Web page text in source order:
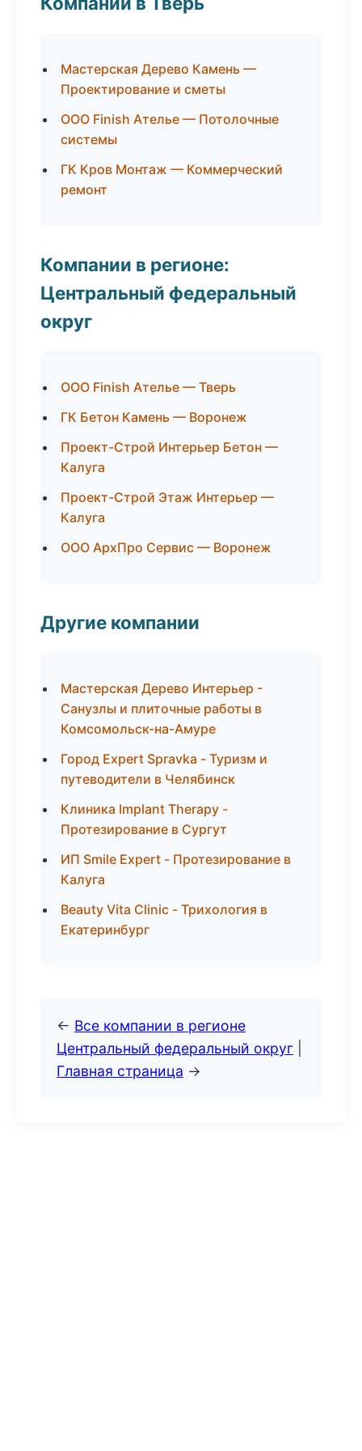
Мастерская Дерево Камень —
Проектирование и сметы
ООО Finish Ателье — Потолочные
системы
ГК Кров Монтаж — Коммерческий
ремонт
Компании в регионе:
Центральный федеральный
округ
ООО Finish Ателье — Тверь
ГК Бетон Камень — Воронеж
Проект-Строй Интерьер Бетон —
Калуга
Проект-Строй Этаж Интерьер —
Калуга
ООО АрхПро Сервис — Воронеж
Другие компании
Мастерская Дерево Интерьер -
Санузлы и плиточные работы в
Комсомольск-на-Амуре
Город Expert Spravka - Туризм и
путеводители в Челябинск
Клиника Implant Therapy -
Протезирование в Сургут
ИП Smile Expert - Протезирование в
Калуга
Beauty Vita Clinic - Трихология в
Екатеринбург
← Все компании в регионе
Центральный федеральный округ
Главная страница →